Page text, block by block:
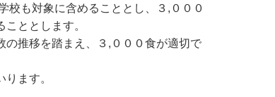
も対象に含めることとし、３,０００
ととします。
推移を踏まえ、３,０００食が適切で
ます。